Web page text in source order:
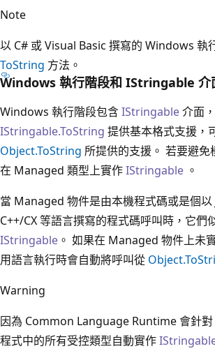
Note
以 C# 或 Visual Basic 撰寫的 Windows 執
ToString 方法。
Windows 執行階段和 IStringable 介
Windows 執行階段包含IStringable介面
IStringable.ToString 提供基本格式支援，
Object.ToString 所提供的支援。 若要避
在 Managed 類型上實作IStringable 。
當 Managed 物件是由本機程式碼或是個以
C++/CX 等語言撰寫的程式碼呼叫時，它們
IStringable 。 如果在 Managed 物件上未
用語言執行時會自動將呼叫從
Warning
因為 Common Language Runtime 會針
程式中的所有受控類型自動實作